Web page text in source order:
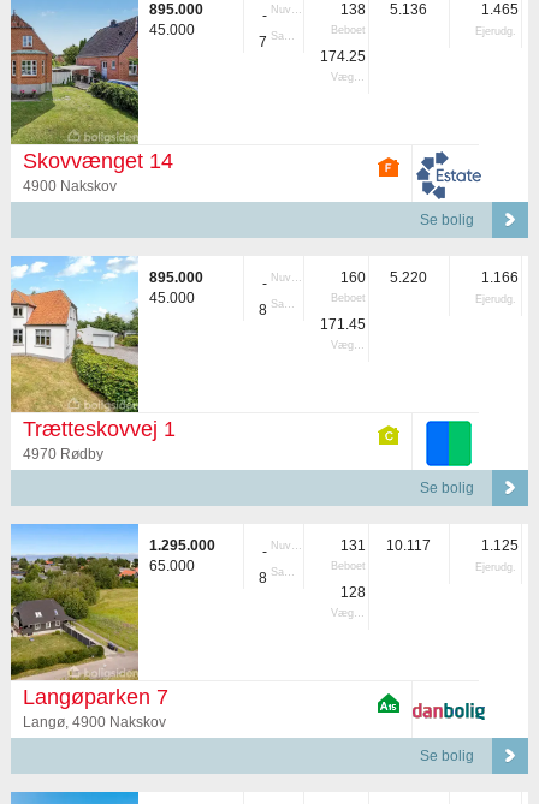
895.000
45.000
- Nuvær.
7 Samlet
138
Beboet
174.25
Vægtet
5.136 1.465
Ejerudg.
Skovvænget 14
4900 Nakskov
Se bolig
895.000
45.000
- Nuvær.
8 Samlet
160
Beboet
171.45
Vægtet
5.220 1.166
Ejerudg.
Trætteskovvej 1
4970 Rødby
Se bolig
1.295.000
65.000
- Nuvær.
8 Samlet
131
Beboet
128
Vægtet
10.117 1.125
Ejerudg.
Langøparken 7
Langø, 4900 Nakskov
Se bolig